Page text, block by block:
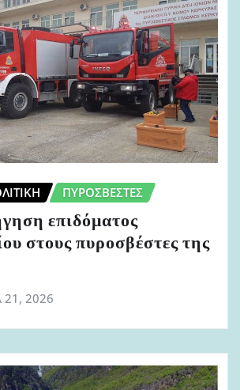
ΠΥΡΟΣΒΈΣΤΕΣ
επιδόματος
στους πυροσβέστες της
21, 2026